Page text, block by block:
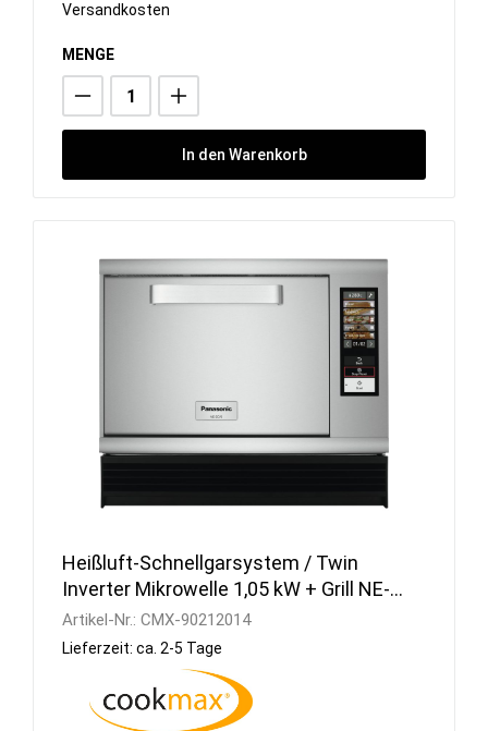
Versandkosten
MENGE
In den Warenkorb
Heißluft-Schnellgarsystem / Twin
Inverter Mikrowelle 1,05 kW + Grill NE-
SCV3EUG
Artikel-Nr.: CMX-90212014
Lieferzeit: ca. 2-5 Tage